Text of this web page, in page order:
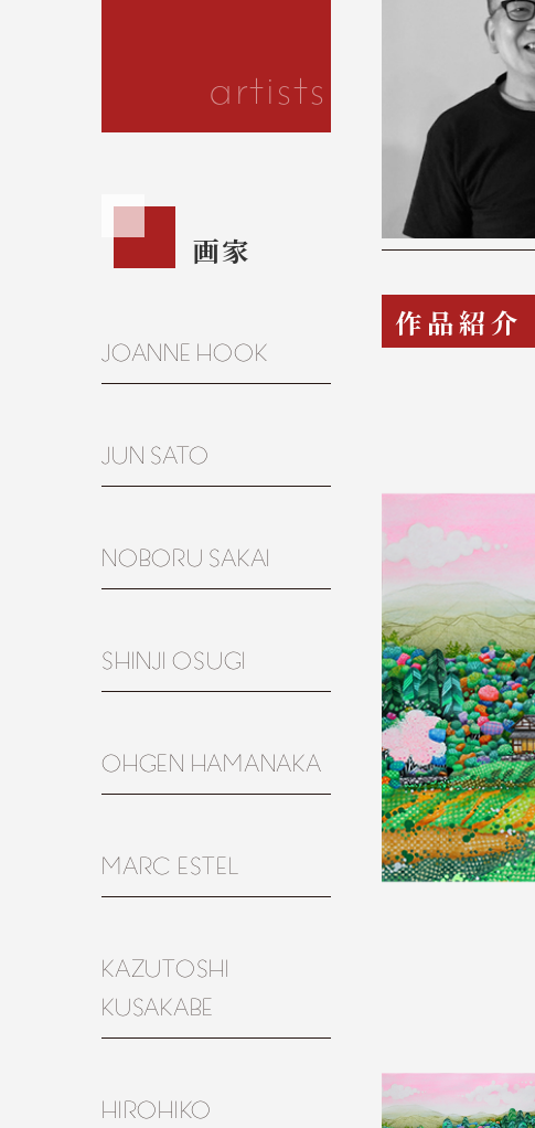
artists
画家
JOANNE HOOK
JUN SATO
NOBORU SAKAI
SHINJI OSUGI
OHGEN HAMANAKA
MARC ESTEL
KAZUTOSHI
KUSAKABE
HIROHIKO
作品紹介